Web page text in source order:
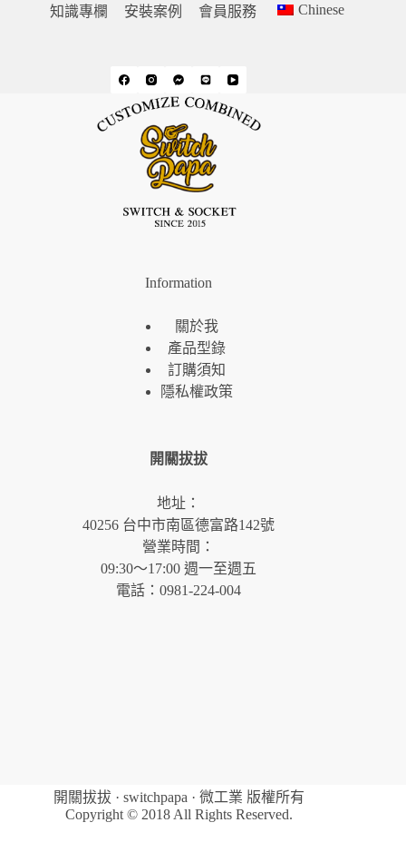
知識專欄
安裝案例 會員服務 Chinese
Information
關於我
產品型錄
訂購須知
隱私權政策
開關拔拔
地址：
40256 台中市南區德富路142號
營業時間：
09:30～17:00 週一至週五
電話：0981-224-004
開關拔拔 · switchpapa · 微工業 版權所有
Copyright © 2018 All Rights Reserved.